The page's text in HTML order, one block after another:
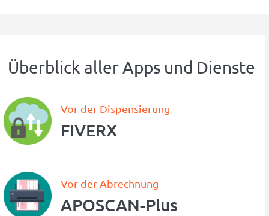
Überblick aller Apps und Dienste
Vor der Dispensierung
FIVERX
Vor der Abrechnung
APOSCAN-Plus